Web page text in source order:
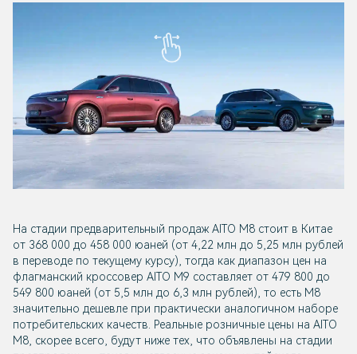
На стадии предварительный продаж AITO M8 стоит в Китае
от 368 000 до 458 000 юаней (от 4,22 млн до 5,25 млн рублей
в переводе по текущему курсу), тогда как диапазон цен на
флагманский кроссовер AITO M9 составляет от 479 800 до
549 800 юаней (от 5,5 млн до 6,3 млн рублей), то есть M8
значительно дешевле при практически аналогичном наборе
потребительских качеств. Реальные розничные цены на AITO
M8, скорее всего, будут ниже тех, что объявлены на стадии